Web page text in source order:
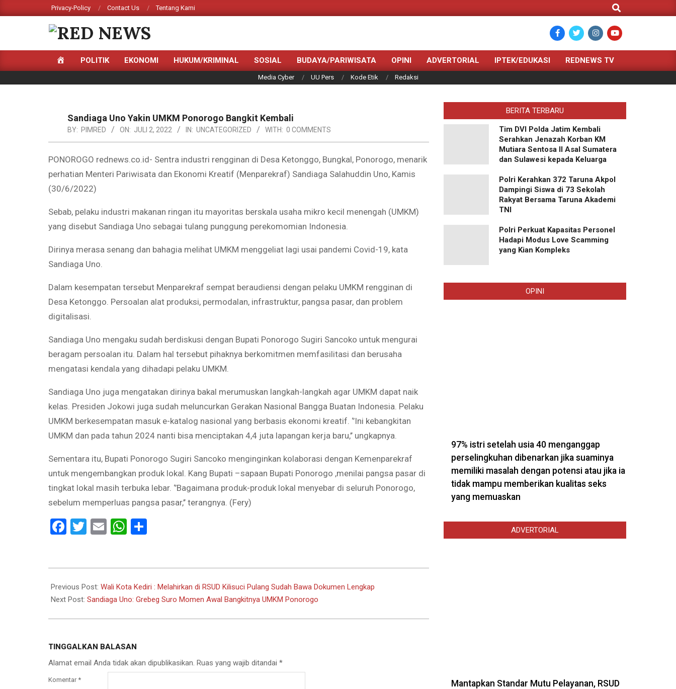
to
Privacy-Policy Contact Us Tentang Kami
Search
RED
NEWS
Primary
HOMEPOLITIK EKONOMI HUKUM/KRIMINAL SOSIAL BUDAYA/PARIWISATA OPINI ADVERTORIAL IPTEK/EDUKASI REDNEWS TV
Media Cyber UU Pers Kode Etik Redaksi
Sandiaga Uno Yakin UMKM Ponorogo Bangkit Kembali
BY: PIMRED ON: JULI 2, 2022 IN: UNCATEGORIZED WITH: 0 COMMENTS
PONOROGO rednews.co.id- Sentra industri rengginan di Desa Ketonggo, Bungkal, Ponorogo, menarik
perhatian Menteri Pariwisata dan Ekonomi Kreatif (Menparekraf) Sandiaga Salahuddin Uno, Kamis
(30/6/2022)
Sebab, pelaku industri makanan ringan itu mayoritas berskala usaha mikro kecil menengah (UMKM)
yang disebut Sandiaga Uno sebagai tulang punggung perekomomian Indonesia.
Dirinya merasa senang dan bahagia melihat UMKM menggeliat lagi usai pandemi Covid-19, kata
Sandiaga Uno.
Dalam kesempatan tersebut Menparekraf sempat beraudiensi dengan pelaku UMKM rengginan di
Desa Ketonggo. Persoalan alat produksi, permodalan, infrastruktur, pangsa pasar, dan problem
digitalisasi.
Sandiaga Uno mengaku sudah berdiskusi dengan Bupati Ponorogo Sugiri Sancoko untuk mengurai
beragam persoalan itu. Dalam hal tersebut pihaknya berkomitmen memfasilitasi dan berusaha
mengatasi kendala yang dihadapi pelaku UMKM.
Sandiaga Uno juga mengatakan dirinya bakal merumuskan langkah-langkah agar UMKM dapat naik
kelas. Presiden Jokowi juga sudah meluncurkan Gerakan Nasional Bangga Buatan Indonesia. Pelaku
UMKM berkesempatan masuk e-katalog nasional yang berbasis ekonomi kreatif. ‘’Ini kebangkitan
UMKM dan pada tahun 2024 nanti bisa menciptakan 4,4 juta lapangan kerja baru,’’ ungkapnya.
Sementara itu, Bupati Ponorogo Sugiri Sancoko menginginkan kolaborasi dengan Kemenparekraf
untuk mengembangkan produk lokal. Kang Bupati –sapaan Bupati Ponorogo ,menilai pangsa pasar di
tingkat lokal masih terbuka lebar. ‘’Bagaimana produk-produk lokal menyebar di seluruh Ponorogo,
sebelum memperluas pangsa pasar,’’ terangnya. (Fery)
Facebook
Twitter
EmailWhatsApp
07-
02
Previous Post:Wali Kota Kediri : Melahirkan di RSUD Kilisuci Pulang Sudah Bawa Dokumen Lengkap
Next Post:Sandiaga Uno: Grebeg Suro Momen Awal Bangkitnya UMKM Ponorogo
TINGGALKAN BALASAN
Alamat email Anda tidak akan dipublikasikan. Ruas yang wajib ditandai*
Komentar *
BERITA TERBARU
Tim DVI Polda Jatim Kembali
Serahkan Jenazah Korban KM
Mutiara Sentosa II Asal Sumatera
dan Sulawesi kepada Keluarga
Polri Kerahkan 372 Taruna Akpol
Dampingi Siswa di 73 Sekolah
Rakyat Bersama Taruna Akademi
TNI
Polri Perkuat Kapasitas Personel
Hadapi Modus Love Scamming
yang Kian Kompleks
OPINI
97% istri setelah usia 40 menganggap
perselingkuhan dibenarkan jika suaminya
memiliki masalah dengan potensi atau jika ia
tidak mampu memberikan kualitas seks
yang memuaskan
ADVERTORIAL
Mantapkan Standar Mutu Pelayanan, RSUD